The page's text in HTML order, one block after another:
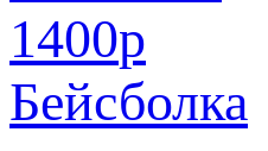
1400p
Бейсболка